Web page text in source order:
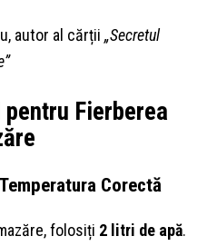
autor al cărții„Secretul
Fierberea
Corectă
folosiți 2 litri de apă.